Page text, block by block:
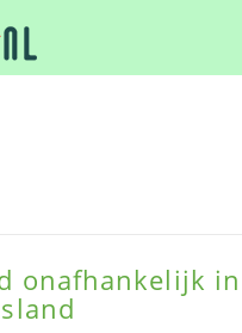
onafhankelijk